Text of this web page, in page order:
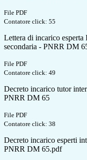
File PDF
Contatore click: 55
Lettera di incarico
secondaria - PNRR DM
File PDF
Contatore click: 49
Decreto incarico tutor
PNRR DM 65
File PDF
Contatore click: 38
Decreto incarico esperti
PNRR DM 65.pdf